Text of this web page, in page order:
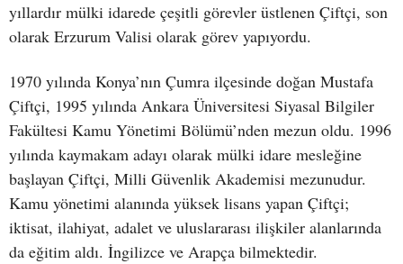
yıllardır mülki idarede çeşitli görevler üstlenen Çiftçi, son
olarak Erzurum Valisi olarak görev yapıyordu.
1970 yılında Konya’nın Çumra ilçesinde doğan Mustafa
Çiftçi, 1995 yılında Ankara Üniversitesi Siyasal Bilgiler
Fakültesi Kamu Yönetimi Bölümü’nden mezun oldu. 1996
yılında kaymakam adayı olarak mülki idare mesleğine
başlayan Çiftçi, Milli Güvenlik Akademisi mezunudur.
Kamu yönetimi alanında yüksek lisans yapan Çiftçi;
iktisat, ilahiyat, adalet ve uluslararası ilişkiler alanlarında
da eğitim aldı. İngilizce ve Arapça bilmektedir.